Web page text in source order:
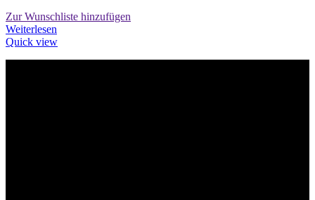
Zur Wunschliste hinzufügen
Weiterlesen
Quick view